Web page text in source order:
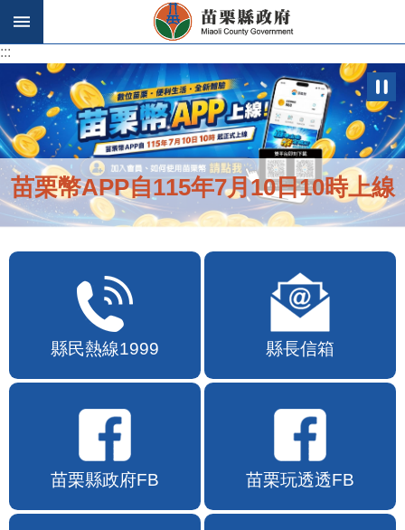
跳到主要內容區塊
:::
苗栗幣APP自115年7月10日10時上線
縣民熱線1999 縣長信箱
苗栗縣政府FB 苗栗玩透透FB